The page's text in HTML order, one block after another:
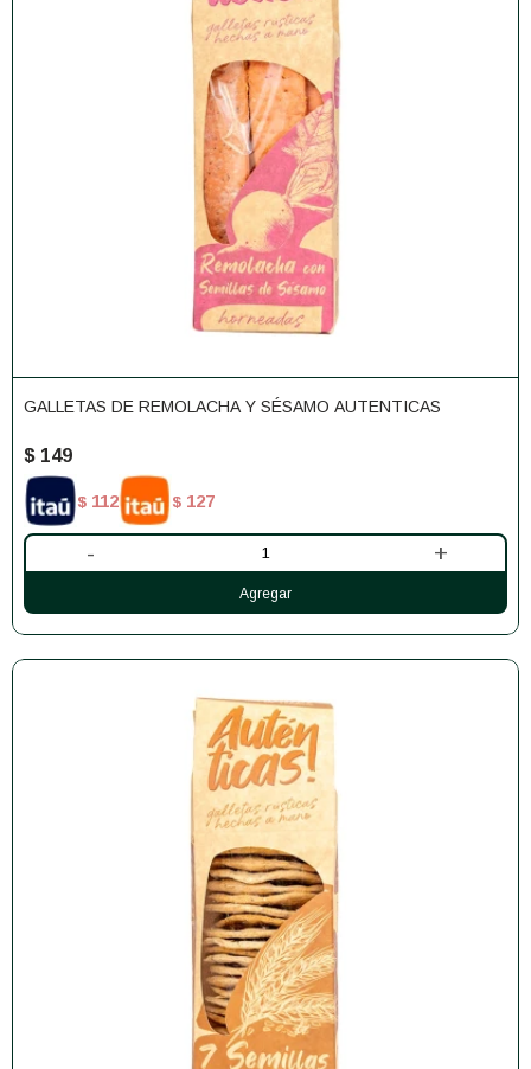
GALLETAS DE REMOLACHA Y SÉSAMO AUTENTICAS
$ 149
$ 112 $ 127
- +